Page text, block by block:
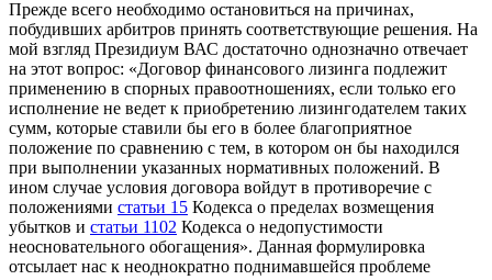
Прежде всего необходимо остановиться на причинах,
побудивших арбитров принять соответствующие решения. На
мой взгляд Президиум ВАС достаточно однозначно отвечает
на этот вопрос: «Договор финансового лизинга подлежит
применению в спорных правоотношениях, если только его
исполнение не ведет к приобретению лизингодателем таких
сумм, которые ставили бы его в более благоприятное
положение по сравнению с тем, в котором он бы находился
при выполнении указанных нормативных положений. В
ином случае условия договора войдут в противоречие с
положениями статьи 15 Кодекса о пределах возмещения
убытков и статьи 1102 Кодекса о недопустимости
неосновательного обогащения». Данная формулировка
отсылает нас к неоднократно поднимавшейся проблеме